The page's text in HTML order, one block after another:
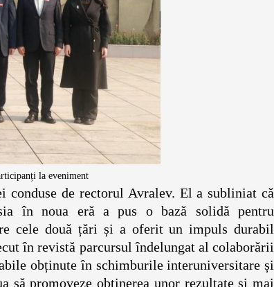
la eveniment
conduse de rectorul Avralev. El a subliniat că
în noua eră a pus o bază solidă pentru
cele două țări și a oferit un impuls durabil
în revistă parcursul îndelungat al colaborării
obținute în schimburile interuniversitare și
să promoveze obținerea unor rezultate și mai